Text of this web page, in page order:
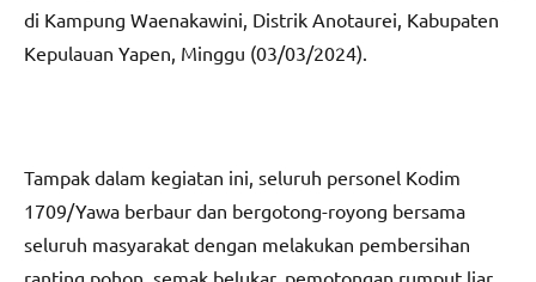
di Kampung Waenakawini, Distrik Anotaurei, Kabupaten
Kepulauan Yapen, Minggu (03/03/2024).
Tampak dalam kegiatan ini, seluruh personel Kodim
1709/Yawa berbaur dan bergotong-royong bersama
seluruh masyarakat dengan melakukan pembersihan